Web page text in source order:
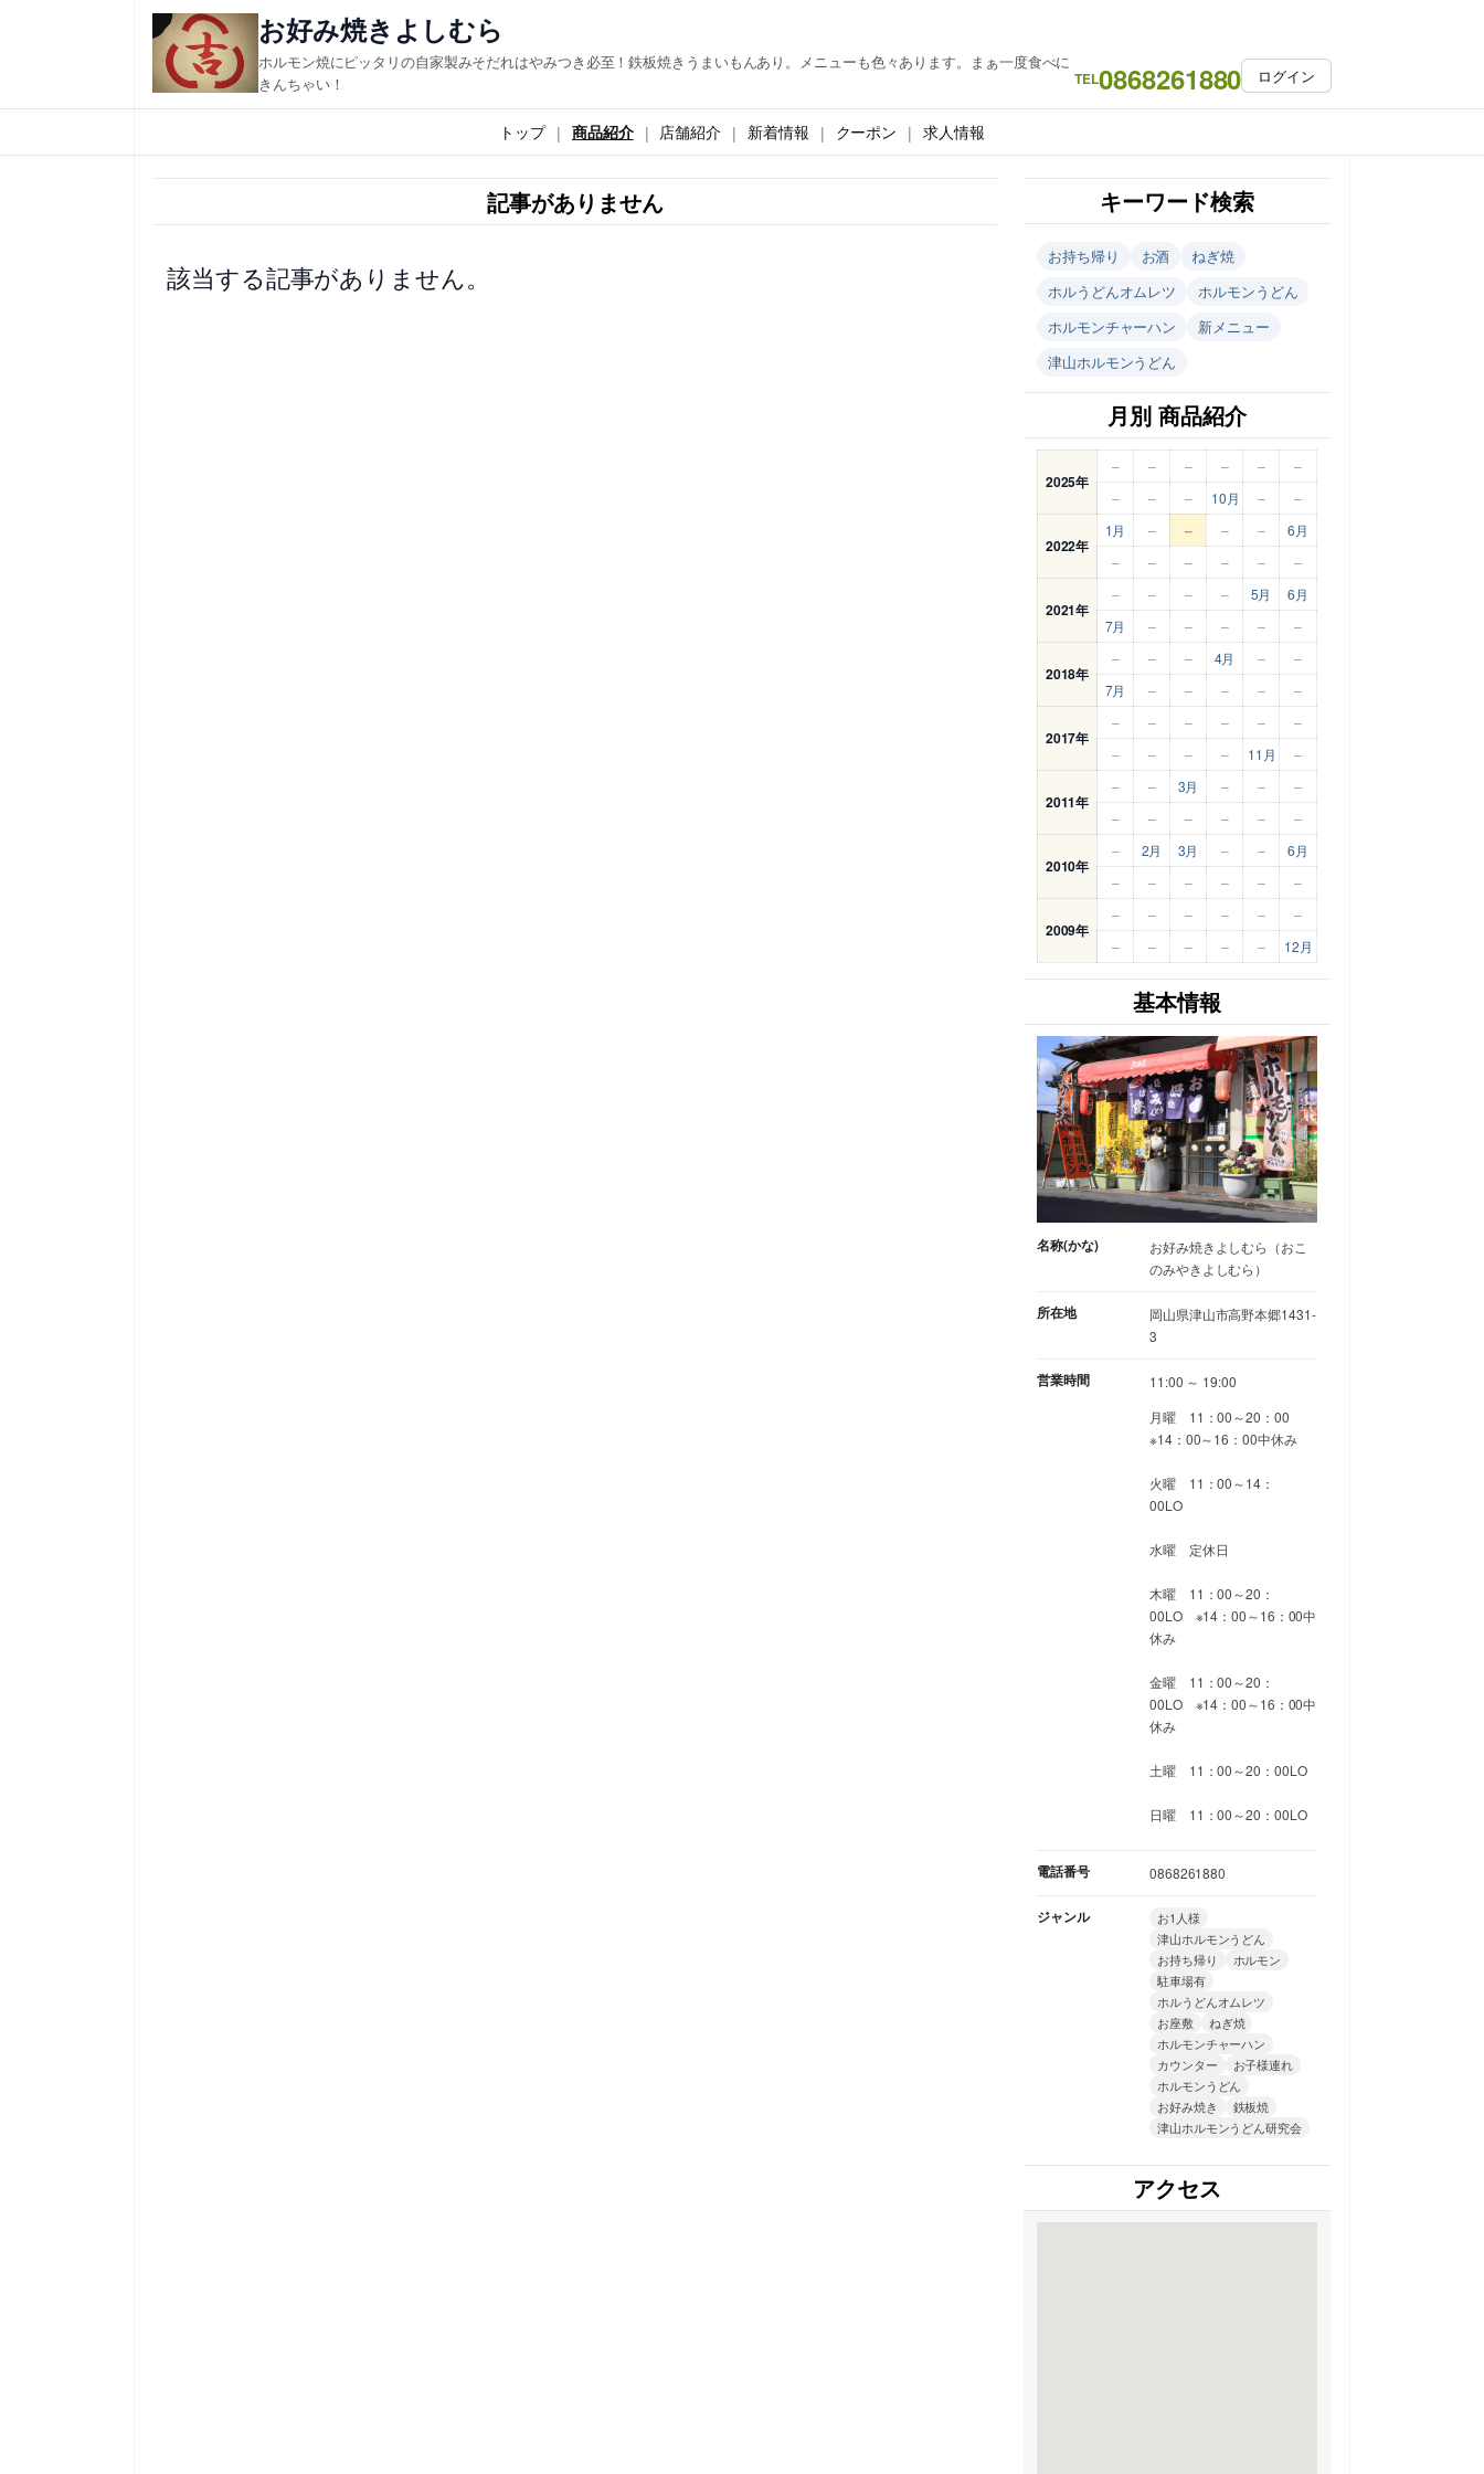
ス
キ
お好み焼きよしむら
ホルモン焼にピッタリの自家製みそだれはやみつき必至！鉄板焼きうまいもんあり。メニューも色々あります。まぁ一度食べに
きんちゃい！
TEL0868261880 ログイン
トップ 商品紹介 店舗紹介 新着情報 クーポン 求人情報
記事がありません
該当する記事がありません。
キーワード検索
お持ち帰り お酒
ねぎ焼
ホルうどんオムレツ
ホルモンうどん
ホルモンチャーハン
新メニュー
津山ホルモンうどん
月別 商品紹介
2025年
– – – – –
–
–
– – 10月 – –
2022年
1月 – – – –
6月
–
– – – – –
2021年
– – – – 5月
6月
7月
– – – – –
2018年
– – – 4月 –
–
7月
– – – – –
2017年
– – – – –
–
–
– – – 11月 –
2011年
– – 3月 – –
–
–
– – – – –
2010年
– 2月 3月 – –
6月
–
– – – – –
2009年
– – – – –
–
–
– – – – 12月
基本情報
名称(かな)
お好み焼きよしむら（おこ
のみやきよしむら）
所在地
岡山県津山市高野本郷1431-
3
営業時間
11:00 ～ 19:00
月曜 11：00～20：00
※14：00～16：00中休み
火曜 11：00～14：
00LO
水曜 定休日
木曜 11：00～20：
00LO ※14：00～16：00中
休み
金曜 11：00～20：
00LO ※14：00～16：00中
休み
土曜 11：00～20：00LO
日曜 11：00～20：00LO
電話番号 0868261880
ジャンル
お1人様
津山ホルモンうどん
お持ち帰り
ホルモン
駐車場有
ホルうどんオムレツ
お座敷
ねぎ焼
ホルモンチャーハン
カウンター
お子様連れ
ホルモンうどん
お好み焼き
鉄板焼
津山ホルモンうどん研究会
アクセス